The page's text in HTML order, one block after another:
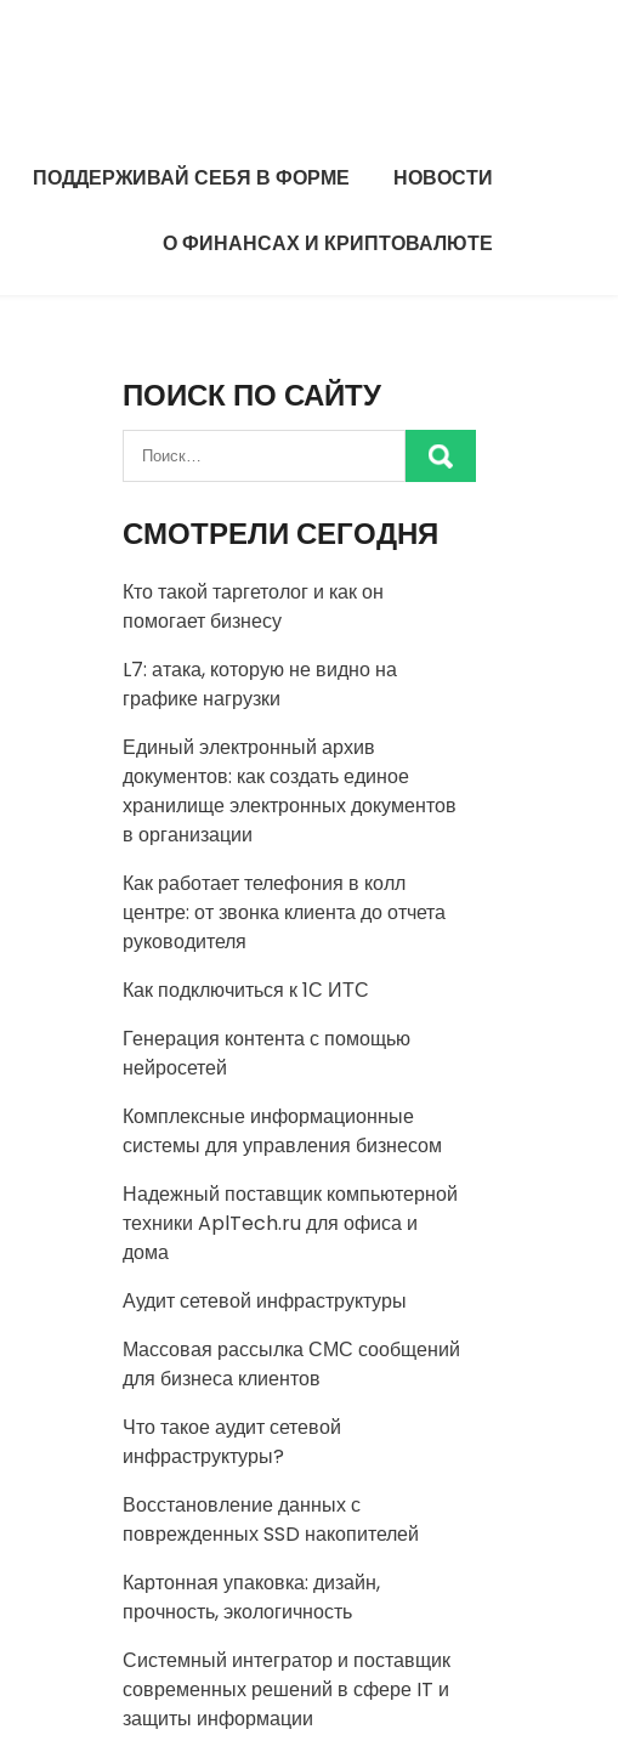
ПОДДЕРЖИВАЙ СЕБЯ В ФОРМЕ НОВОСТИ
О ФИНАНСАХ И КРИПТОВАЛЮТЕ
ПОИСК ПО САЙТУ
СМОТРЕЛИ СЕГОДНЯ
Кто такой таргетолог и как он
помогает бизнесу
L7: атака, которую не видно на
графике нагрузки
Единый электронный архив
документов: как создать единое
хранилище электронных документов
в организации
Как работает телефония в колл
центре: от звонка клиента до отчета
руководителя
Как подключиться к 1С ИТС
Генерация контента с помощью
нейросетей
Комплексные информационные
системы для управления бизнесом
Надежный поставщик компьютерной
техники AplTech.ru для офиса и
дома
Аудит сетевой инфраструктуры
Массовая рассылка СМС сообщений
для бизнеса клиентов
Что такое аудит сетевой
инфраструктуры?
Восстановление данных с
поврежденных SSD накопителей
Картонная упаковка: дизайн,
прочность, экологичность
Системный интегратор и поставщик
современных решений в сфере IT и
защиты информации